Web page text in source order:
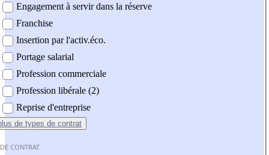
Engagement à servir dans la réserve
Franchise
Insertion par l'activ.éco.
Portage salarial
Profession commerciale
Profession libérale (2)
Reprise d'entreprise
de types de contrat
CONTRAT